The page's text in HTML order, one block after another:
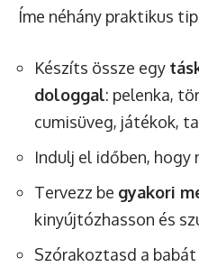
Íme néhány praktikus
Készíts össze egy
dologgal: pelenka,
cumisüveg, játékok,
Indulj el időben, hogy
Tervezz be gyakori
kinyújtózhasson és
Szórakoztasd a